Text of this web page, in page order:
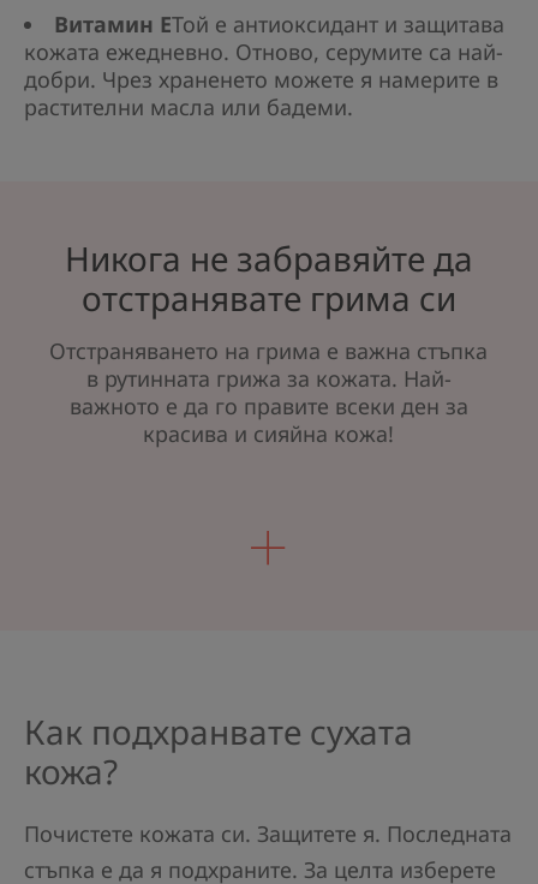
Витамин ЕТой е антиоксидант и защитава
кожата ежедневно. Отново, серумите са най-
добри. Чрез храненето можете я намерите в
растителни масла или бадеми.
Никога не забравяйте да
отстранявате грима си
Отстраняването на грима е важна стъпка
в рутинната грижа за кожата. Най-
важното е да го правите всеки ден за
красива и сияйна кожа!
Как подхранвате сухата
кожа?
Почистете кожата си. Защитете я. Последната
стъпка е да я подхраните. За целта изберете